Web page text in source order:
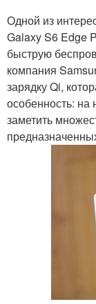
Одной из
Galaxy S6 Edge
быструю
компания
зарядку Qi,
особенность: на
заметить